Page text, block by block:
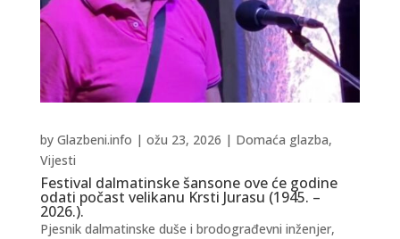
Festival dalmatinske šansone ove će godine
odati počast velikanu Krsti Jurasu (1945. –
2026.).
by Glazbeni.info | ožu 23, 2026 | Domaća glazba,
Vijesti
Pjesnik dalmatinske duše i brodograđevni inženjer,